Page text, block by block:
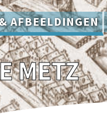
AFBEELDINGEN
METZ